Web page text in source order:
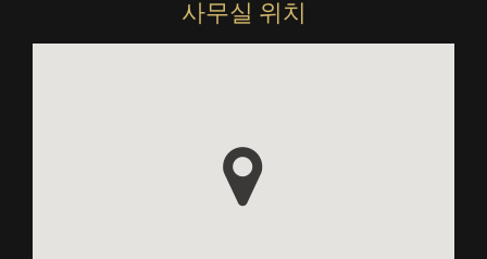
사무실 위치